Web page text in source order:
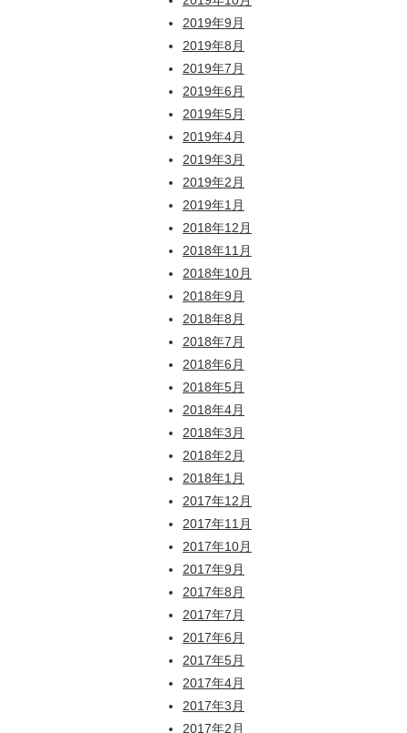
2019年9月
2019年8月
2019年7月
2019年6月
2019年5月
2019年4月
2019年3月
2019年2月
2019年1月
2018年12月
2018年11月
2018年10月
2018年9月
2018年8月
2018年7月
2018年6月
2018年5月
2018年4月
2018年3月
2018年2月
2018年1月
2017年12月
2017年11月
2017年10月
2017年9月
2017年8月
2017年7月
2017年6月
2017年5月
2017年4月
2017年3月
2017年2月